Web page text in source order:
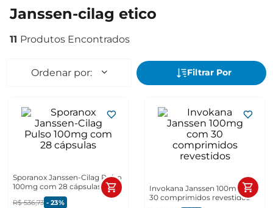
janssen-cilag etico
11
Sporanox Janssen-Cilag Pulso
100mg com 28 cápsulas
R$ 536,73 - 23%
Invokana Janssen 100mg com
30 comprimidos revestidos